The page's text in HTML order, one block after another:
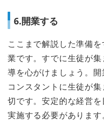
6.開業する
ここまで解説した準備
業です。すでに生徒が
導を心がけましょう。開
コンスタントに生徒が
切です。安定的な経営
実施する必要があります